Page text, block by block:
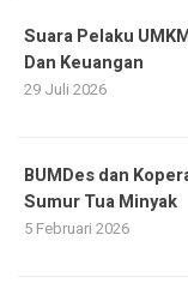
Suara Pelaku
Dan Keuangan
29 Juli 2026
BUMDes dan
Sumur Tua Minyak
5 Februari 2026